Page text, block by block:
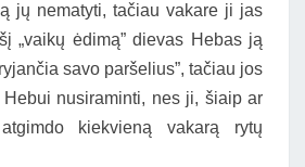
jų nematyti, tačiau vakare ji jas
„vaikų ėdimą” dievas Hebas ją
savo paršelius”, tačiau jos
nusiraminti, nes ji, šiaip ar
kiekvieną vakarą rytų